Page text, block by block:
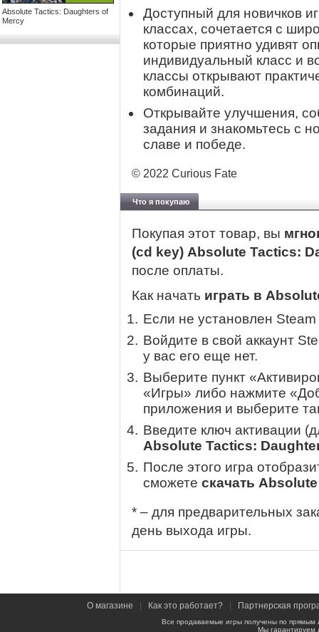
Absolute Tactics: Daughters of
Mercy
Доступный для новичков
классах, сочетается с
которые приятно удивят
индивидуальный класс и
классы открывают
комбинаций.
Открывайте улучшения,
задания и знакомьтесь с
славе и победе.
© 2022 Curious Fate
Что я покупаю
Покупая этот товар, вы
(cd key) Absolute Tactics:
после оплаты.
Как начать играть в
Если не установлен
Войдите в свой аккаунт
у вас его еще нет.
Выберите пункт
«Игры» либо нажмите
приложения и выберите
Введите ключ активации
Absolute Tactics:
После этого игра
сможете скачать
* – для предварительных
день выхода игры.
О магазине Как это работает? Партнерская
Все продаваемые игры получены по
Мы гарантируем